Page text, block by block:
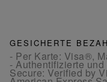
GESICHERTE
- Per Karte: Visa®,
- Authentifizierte
Secure: Verified by